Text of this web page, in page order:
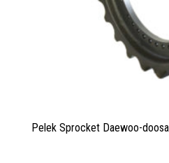
Pelek Sprocket Daewoo-